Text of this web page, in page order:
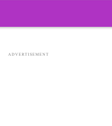
ADVERTISEMENT